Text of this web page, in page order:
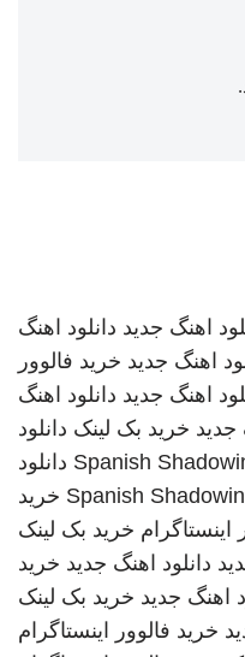
.
اهنگ جدید دانلود اهنگ
اهنگ جدید خرید فالوور
اهنگ جدید دانلود اهنگ
جدید خرید بک لینک دانلود
Spanish دانلود
Spanish خرید
اینستاگرام خرید بک لینک
دانلود اهنگ جدید خرید
اهنگ جدید خرید بک لینک
خرید فالوور اینستاگرام